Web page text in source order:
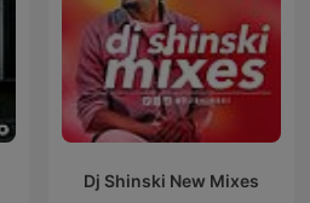
Dj Shinski New Mixes